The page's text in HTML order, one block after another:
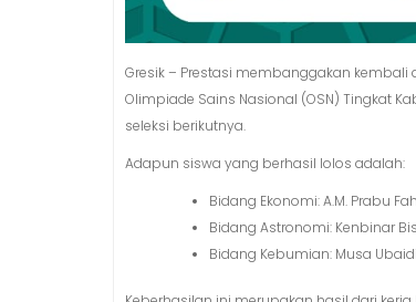
Gresik – Prestasi membanggakan kembali
Olimpiade Sains Nasional (OSN) Tingkat
seleksi berikutnya.
Adapun siswa yang berhasil lolos adalah:
Bidang Ekonomi: A.M. Prabu
Bidang Astronomi: Kenbinar
Bidang Kebumian: Musa